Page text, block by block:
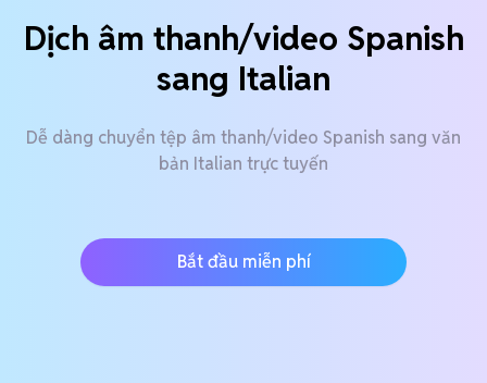
Dịch âm thanh/video Spanish
sang Italian
Dễ dàng chuyển tệp âm thanh/video Spanish sang văn
bản Italian trực tuyến
Bắt đầu miễn phí